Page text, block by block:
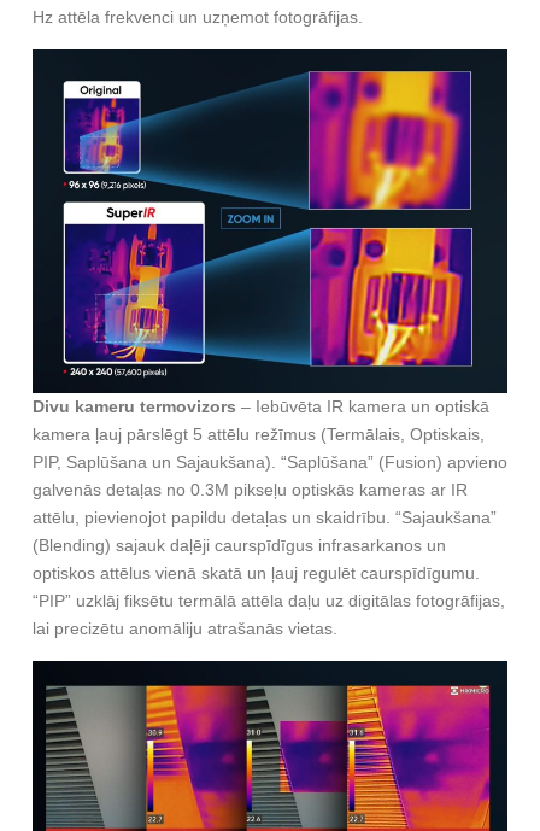
Hz attēla frekvenci un uzņemot fotogrāfijas.
Divu kameru termovizors – Iebūvēta IR kamera un optiskā
kamera ļauj pārslēgt 5 attēlu režīmus (Termālais, Optiskais,
PIP, Saplūšana un Sajaukšana). “Saplūšana” (Fusion) apvieno
galvenās detaļas no 0.3M pikseļu optiskās kameras ar IR
attēlu, pievienojot papildu detaļas un skaidrību. “Sajaukšana”
(Blending) sajauk daļēji caurspīdīgus infrasarkanos un
optiskos attēlus vienā skatā un ļauj regulēt caurspīdīgumu.
“PIP” uzklāj fiksētu termālā attēla daļu uz digitālas fotogrāfijas,
lai precizētu anomāliju atrašanās vietas.